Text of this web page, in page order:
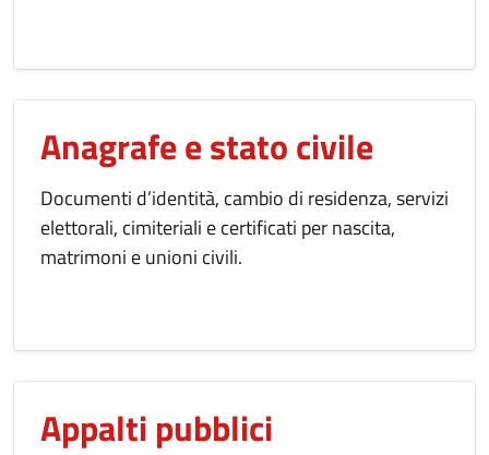
Anagrafe e stato civile
Documenti d’identità, cambio di residenza, servizi
elettorali, cimiteriali e certificati per nascita,
matrimoni e unioni civili.
Appalti pubblici